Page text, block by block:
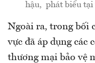
hậu, phát biểu
Ngoài ra, trong bối
vực đã áp dụng các
thương mại bảo vệ